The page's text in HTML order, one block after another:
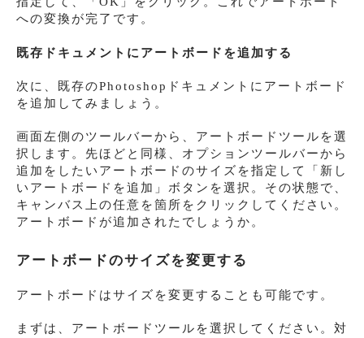
への変換が完了です。
既存ドキュメントにアートボードを追加する
次に、既存のPhotoshopドキュメントにアートボード
を追加してみましょう。
画面左側のツールバーから、アートボードツールを選
択します。先ほどと同様、オプションツールバーから
追加をしたいアートボードのサイズを指定して「新し
いアートボードを追加」ボタンを選択。その状態で、
キャンバス上の任意を箇所をクリックしてください。
アートボードが追加されたでしょうか。
アートボードのサイズを変更する
アートボードはサイズを変更することも可能です。
まずは、アートボードツールを選択してください。対